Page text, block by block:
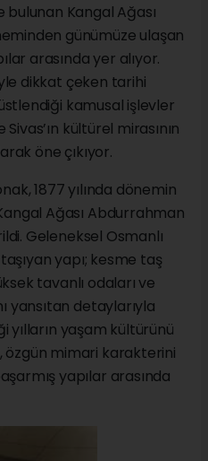
Kangal Ağası
günümüze ulaşan
arasında yer alıyor.
dikkat çeken tarihi
kamusal işlevler
kültürel mirasının
öne çıkıyor.
1877 yılında dönemin
Ağası Abdurrahman
Geleneksel Osmanlı
yapı; kesme taş
tavanlı odaları ve
yansıtan detaylarıyla
yılların yaşam kültürünü
özgün mimari karakterini
yapılar arasında